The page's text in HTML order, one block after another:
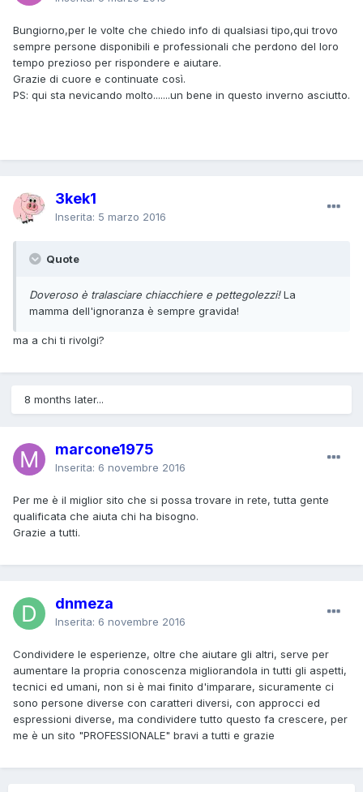
Bungiorno,per le volte che chiedo info di qualsiasi tipo,qui trovo
sempre persone disponibili e professionali che perdono del loro
tempo prezioso per rispondere e aiutare.
Grazie di cuore e continuate così.
PS: qui sta nevicando molto.......un bene in questo inverno asciutto.
3kek1
Inserita: 5 marzo 2016
Quote
Doveroso è tralasciare chiacchiere e pettegolezzi!La
mamma dell'ignoranza è sempre gravida!
ma a chi ti rivolgi?
8 months later...
marcone1975
Inserita: 6 novembre 2016
Per me è il miglior sito che si possa trovare in rete, tutta gente
qualificata che aiuta chi ha bisogno.
Grazie a tutti.
dnmeza
Inserita: 6 novembre 2016
Condividere le esperienze, oltre che aiutare gli altri, serve per
aumentare la propria conoscenza migliorandola in tutti gli aspetti,
tecnici ed umani, non si è mai finito d'imparare, sicuramente ci
sono persone diverse con caratteri diversi, con approcci ed
espressioni diverse, ma condividere tutto questo fa crescere, per
me è un sito "PROFESSIONALE" bravi a tutti e grazie